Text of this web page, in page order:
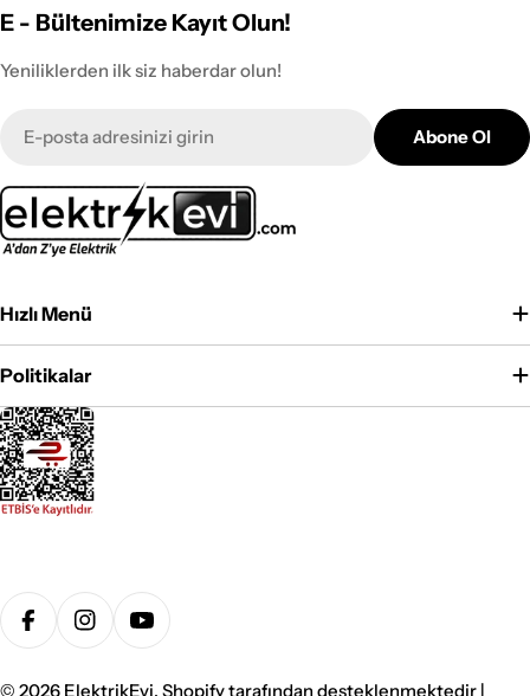
Hızlı Menü
Politikalar
E - Bültenimize Kayıt Olun!
Yeniliklerden ilk siz haberdar olun!
posta
Abone Ol
Ödeme
yöntemleri
FacebookInstagramYouTube
© 2026 ElektrikEvi. Shopify tarafından desteklenmektedir |